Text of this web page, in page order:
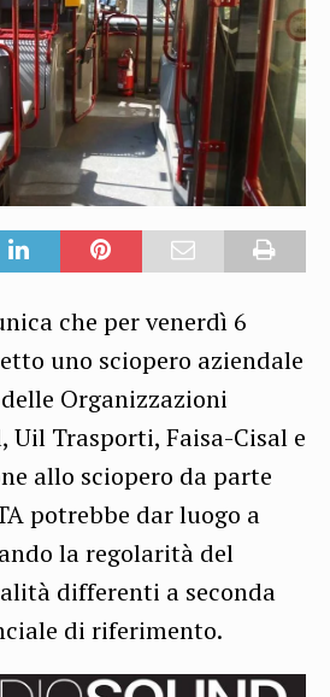
che per venerdì 6
uno sciopero aziendale
Organizzazioni
Uil Trasporti, Faisa-Cisal e
allo sciopero da parte
potrebbe dar luogo a
la regolarità del
differenti a seconda
di riferimento.